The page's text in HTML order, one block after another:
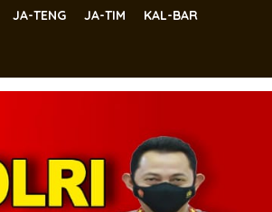
JA-TENG JA-TIM KAL-BAR